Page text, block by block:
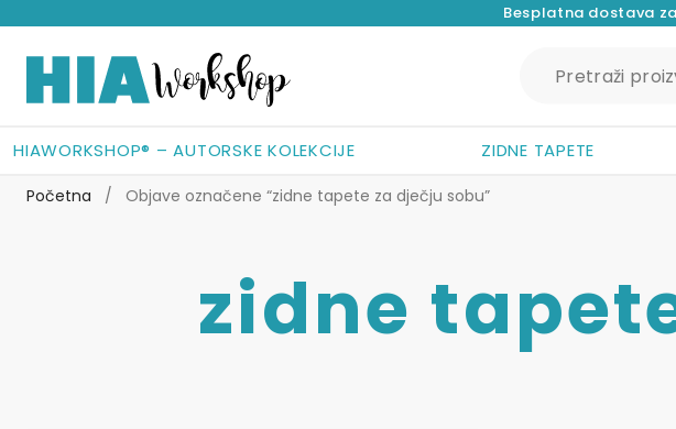
Besplatna dostava za
HIAWORKSHOP® – AUTORSKE KOLEKCIJE ZIDNE TAPETE
Preskoči
na
navigaciju
Skoči
do
sadržaja
Početna / Objave označene “zidne tapete za dječju sobu”
zidne